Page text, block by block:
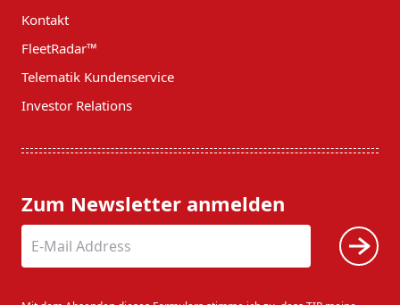
Kontakt
FleetRadar™
Telematik Kundenservice
Investor Relations
Zum Newsletter anmelden